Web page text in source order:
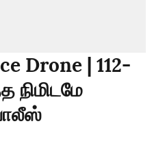
Drone | 112-
நிமிடமே